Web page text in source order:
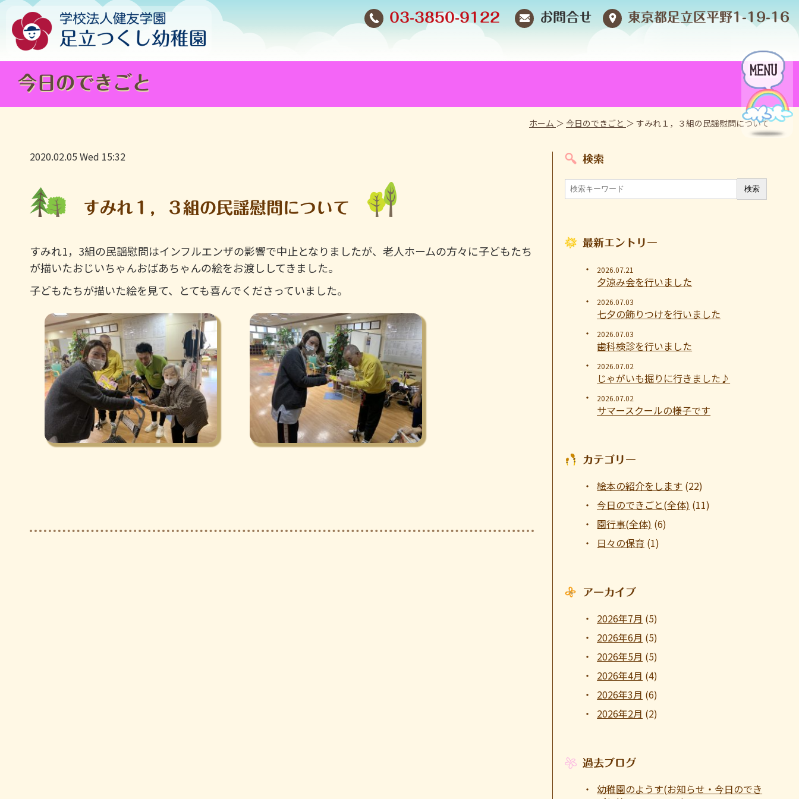
03-3850-9122 お問合せ 東京都足立区平野1-19-16
今日のできごと
ホーム ＞ 今日のできごと ＞ すみれ１，３組の民謡慰問について
2020.02.05 Wed 15:32
すみれ１，３組の民謡慰問について
すみれ1，3組の民謡慰問はインフルエンザの影響で中止となりましたが、老人ホームの方々に子どもたち
が描いたおじいちゃんおばあちゃんの絵をお渡ししてきました。
子どもたちが描いた絵を見て、とても喜んでくださっていました。
検索
最新エントリー
2026.07.21
夕涼み会を行いました
2026.07.03
七夕の飾りつけを行いました
2026.07.03
歯科検診を行いました
2026.07.02
じゃがいも掘りに行きました♪
2026.07.02
サマースクールの様子です
カテゴリー
絵本の紹介をします (22)
今日のできごと(全体) (11)
園行事(全体) (6)
日々の保育 (1)
アーカイブ
2026年7月 (5)
2026年6月 (5)
2026年5月 (5)
2026年4月 (4)
2026年3月 (6)
2026年2月 (2)
過去ブログ
幼稚園のようす(お知らせ・今日のでき